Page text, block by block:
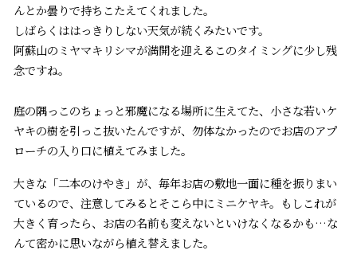
んとか曇りで持ちこたえてくれました。
しばらくははっきりしない天気が続くみたいです。
阿蘇山のミヤマキリシマが満開を迎えるこのタイミングに少し残
念ですね。
庭の隅っこのちょっと邪魔になる場所に生えてた、小さな若いケ
ヤキの樹を引っこ抜いたんですが、勿体なかったのでお店のアプ
ローチの入り口に植えてみました。
大きな「二本のけやき」が、毎年お店の敷地一面に種を振りまい
ているので、注意してみるとそこら中にミニケヤキ。もしこれが
大きく育ったら、お店の名前も変えないといけなくなるかも…な
んて密かに思いながら植え替えました。